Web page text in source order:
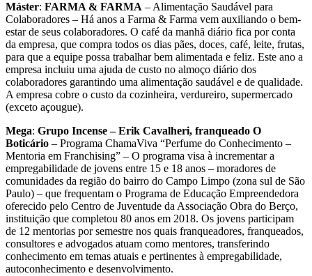
Máster: FARMA & FARMA – Alimentação Saudável para
Colaboradores – Há anos a Farma & Farma vem auxiliando o bem-
estar de seus colaboradores. O café da manhã diário fica por conta
da empresa, que compra todos os dias pães, doces, café, leite, frutas,
para que a equipe possa trabalhar bem alimentada e feliz. Este ano a
empresa incluiu uma ajuda de custo no almoço diário dos
colaboradores garantindo uma alimentação saudável e de qualidade.
A empresa cobre o custo da cozinheira, verdureiro, supermercado
(exceto açougue).
Mega: Grupo Incense – Erik Cavalheri, franqueado O
Boticário – Programa ChamaViva “Perfume do Conhecimento –
Mentoria em Franchising” – O programa visa à incrementar a
empregabilidade de jovens entre 15 e 18 anos – moradores de
comunidades da região do bairro do Campo Limpo (zona sul de São
Paulo) – que frequentam o Programa de Educação Empreendedora
oferecido pelo Centro de Juventude da Associação Obra do Berço,
instituição que completou 80 anos em 2018. Os jovens participam
de 12 mentorias por semestre nos quais franqueadores, franqueados,
consultores e advogados atuam como mentores, transferindo
conhecimento em temas atuais e pertinentes à empregabilidade,
autoconhecimento e desenvolvimento.